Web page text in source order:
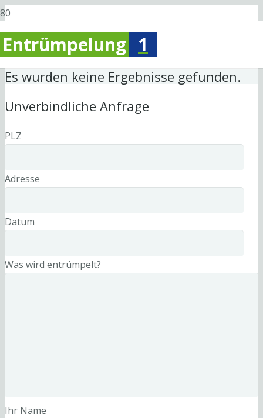
Entrümpelung 1
Es wurden keine Ergebnisse gefunden.
Unverbindliche Anfrage
PLZ
Adresse
Datum
Was wird entrümpelt?
Ihr Name